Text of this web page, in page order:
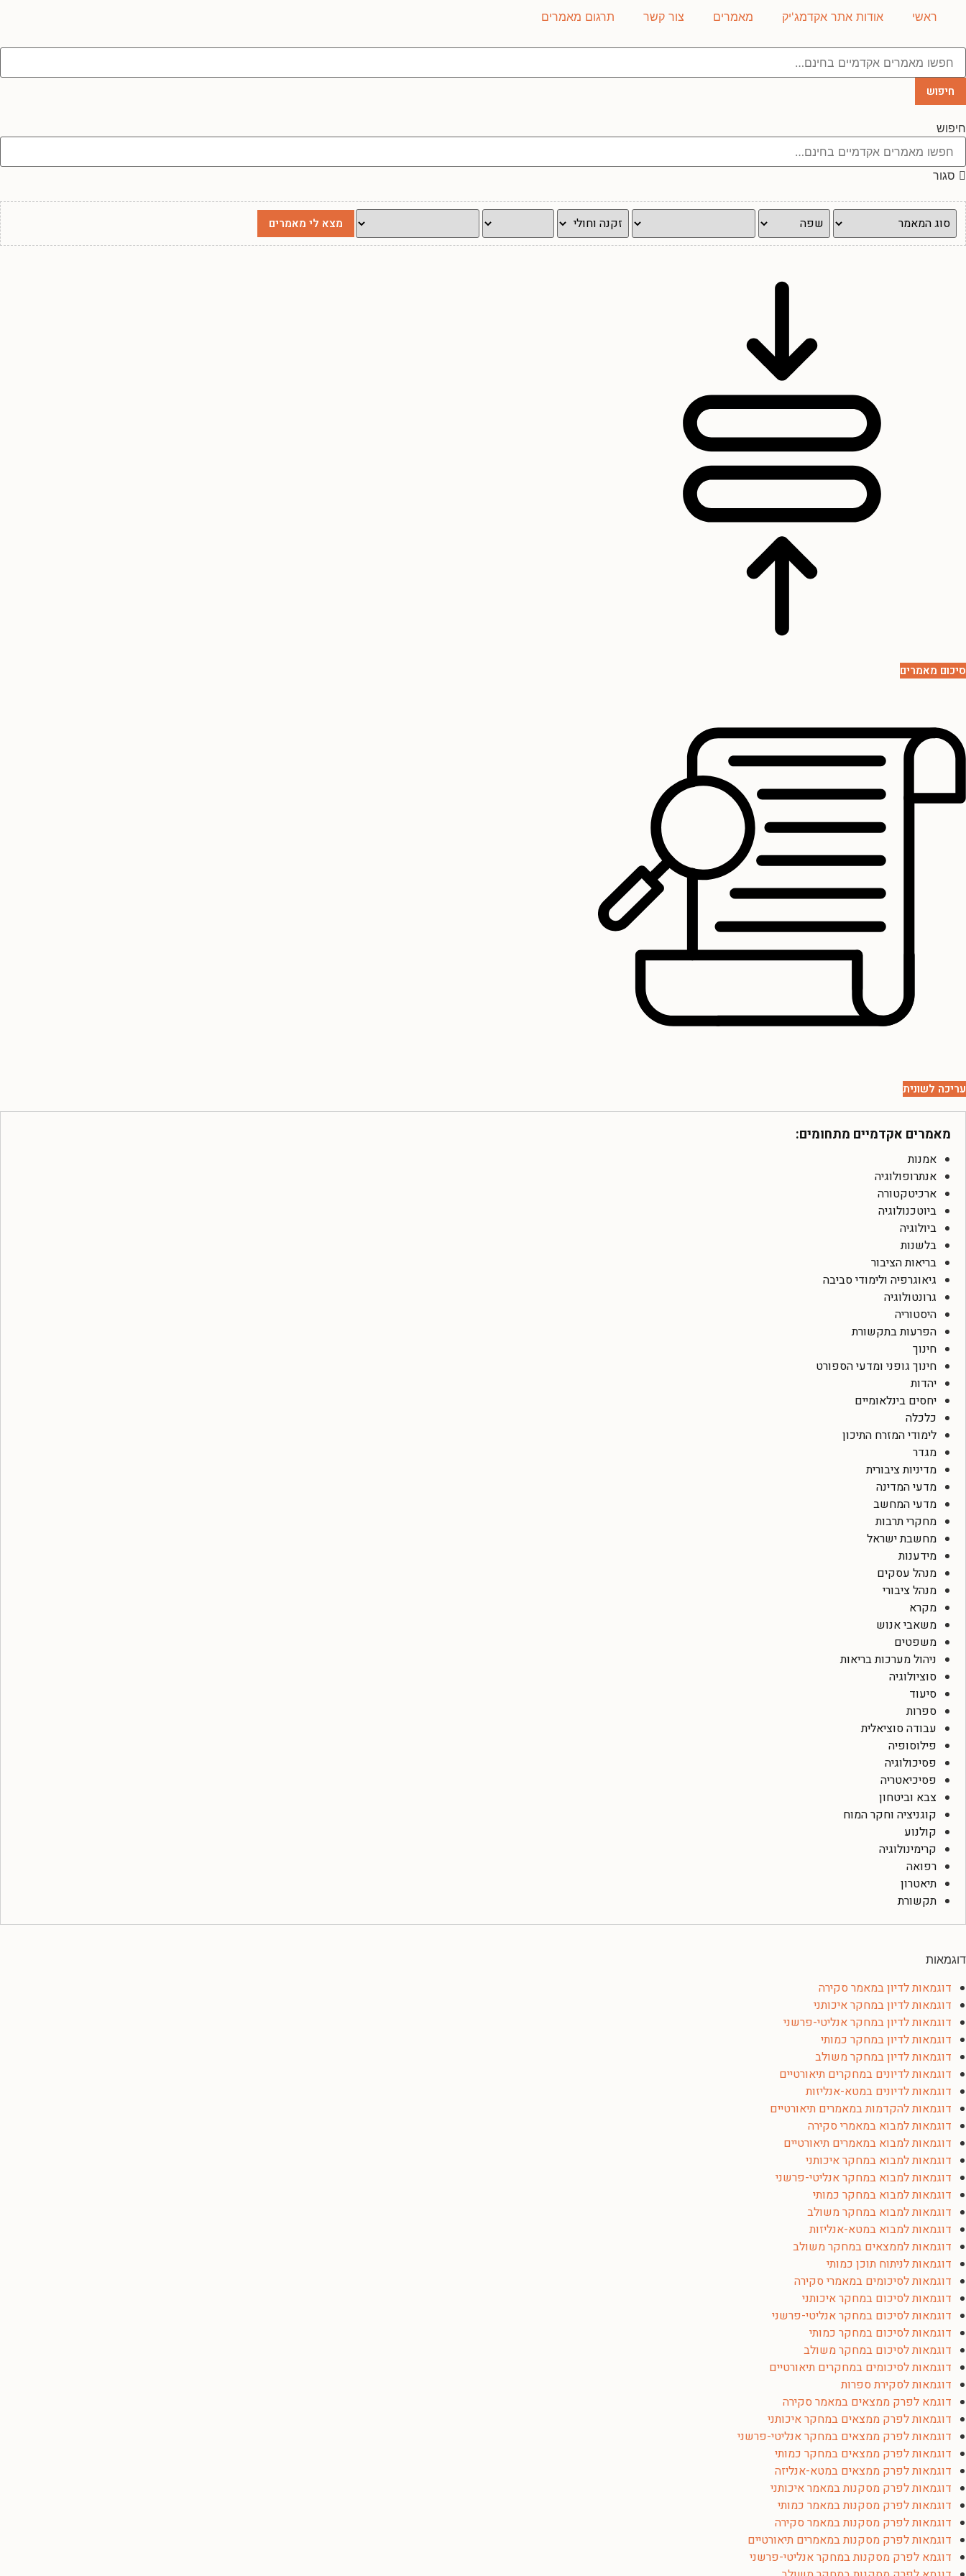
ראשי אודות אתר אקדמג'יק מאמרים צור קשר תרגום מאמרים
חיפוש
חיפוש
סגור
סיכום מאמרים
עריכה לשונית
מאמרים אקדמיים מתחומים:
אמנות
אנתרופולוגיה
ארכיטקטורה
ביוטכנולוגיה
ביולוגיה
בלשנות
בריאות הציבור
גיאוגרפיה ולימודי סביבה
גרונטולוגיה
היסטוריה
הפרעות בתקשורת
חינוך
חינוך גופני ומדעי הספורט
יהדות
יחסים בינלאומיים
כלכלה
לימודי המזרח התיכון
מגדר
מדיניות ציבורית
מדעי המדינה
מדעי המחשב
מחקרי תרבות
מחשבת ישראל
מידענות
מנהל עסקים
מנהל ציבורי
מקרא
משאבי אנוש
משפטים
ניהול מערכות בריאות
סוציולוגיה
סיעוד
ספרות
עבודה סוציאלית
פילוסופיה
פסיכולוגיה
פסיכיאטריה
צבא וביטחון
קוגניציה וחקר המוח
קולנוע
קרימינולוגיה
רפואה
תיאטרון
תקשורת
דוגמאות
דוגמאות לדיון במאמר סקירה
דוגמאות לדיון במחקר איכותני
דוגמאות לדיון במחקר אנליטי-פרשני
דוגמאות לדיון במחקר כמותי
דוגמאות לדיון במחקר משולב
דוגמאות לדיונים במחקרים תיאורטיים
דוגמאות לדיונים במטא-אנליזות
דוגמאות להקדמות במאמרים תיאורטיים
דוגמאות למבוא במאמרי סקירה
דוגמאות למבוא במאמרים תיאורטיים
דוגמאות למבוא במחקר איכותני
דוגמאות למבוא במחקר אנליטי-פרשני
דוגמאות למבוא במחקר כמותי
דוגמאות למבוא במחקר משולב
דוגמאות למבוא במטא-אנליזות
דוגמאות לממצאים במחקר משולב
דוגמאות לניתוח תוכן כמותי
דוגמאות לסיכומים במאמרי סקירה
דוגמאות לסיכום במחקר איכותני
דוגמאות לסיכום במחקר אנליטי-פרשני
דוגמאות לסיכום במחקר כמותי
דוגמאות לסיכום במחקר משולב
דוגמאות לסיכומים במחקרים תיאורטיים
דוגמאות לסקירת ספרות
דוגמא לפרק ממצאים במאמר סקירה
דוגמאות לפרק ממצאים במחקר איכותני
דוגמאות לפרק ממצאים במחקר אנליטי-פרשני
דוגמאות לפרק ממצאים במחקר כמותי
דוגמאות לפרק ממצאים במטא-אנליזה
דוגמאות לפרק מסקנות במאמר איכותני
דוגמאות לפרק מסקנות במאמר כמותי
דוגמאות לפרק מסקנות במאמר סקירה
דוגמאות לפרק מסקנות במאמרים תיאורטיים
דוגמא לפרק מסקנות במחקר אנליטי-פרשני